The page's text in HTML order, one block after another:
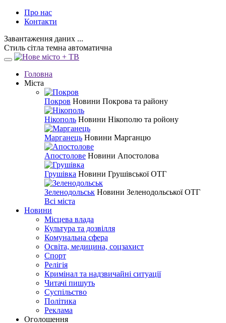
Про нас
Контакти
Завантаження даних ...
Стиль сітла темна автоматична
Головна
Міста
Покров Новини Покрова та району
Нікополь Новини Нікополю та ройону
Марганець Новини Марганцю
Апостолове Новини Апостолова
Грушівка Новини Грушівської ОТГ
Зеленодольськ Новини Зеленодольської ОТГ
Всі міста
Новини
Місцева влада
Культура та дозвілля
Комунальна сфера
Освіта, медицина, соцзахист
Спорт
Релігія
Кримінал та надзвичайні ситуації
Читачі пишуть
Суспільство
Політика
Реклама
Оголошення